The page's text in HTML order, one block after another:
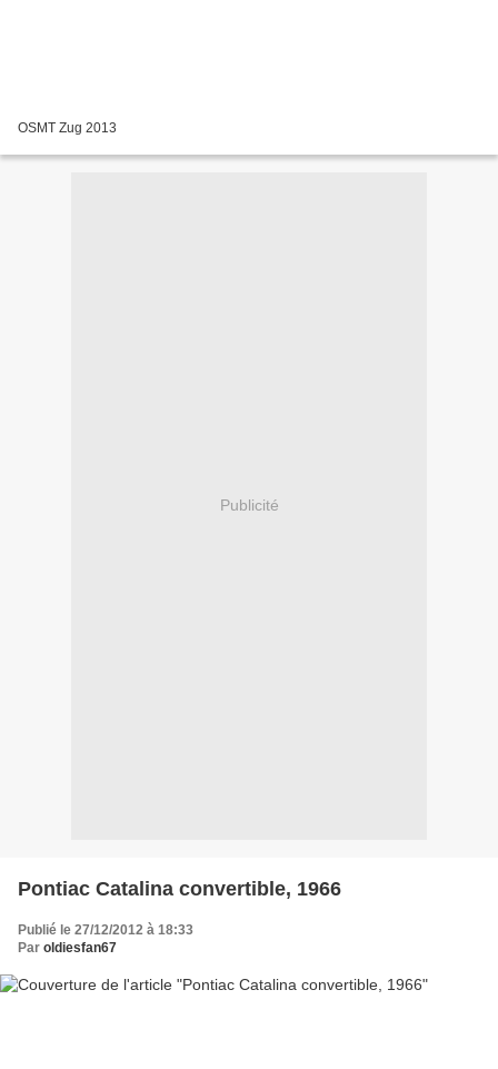
OSMT Zug 2013
Publicité
Pontiac Catalina convertible, 1966
Publié le 27/12/2012 à 18:33
Par oldiesfan67